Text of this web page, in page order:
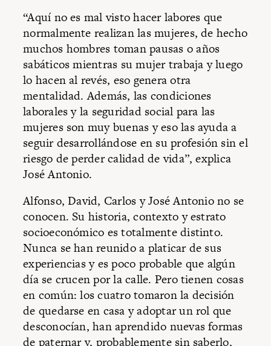
“Aquí no es mal visto hacer labores que
normalmente realizan las mujeres, de hecho
muchos hombres toman pausas o años
sabáticos mientras su mujer trabaja y luego
lo hacen al revés, eso genera otra
mentalidad. Además, las condiciones
laborales y la seguridad social para las
mujeres son muy buenas y eso las ayuda a
seguir desarrollándose en su profesión sin el
riesgo de perder calidad de vida”, explica
José Antonio.
Alfonso, David, Carlos y José Antonio no se
conocen. Su historia, contexto y estrato
socioeconómico es totalmente distinto.
Nunca se han reunido a platicar de sus
experiencias y es poco probable que algún
día se crucen por la calle. Pero tienen cosas
en común: los cuatro tomaron la decisión
de quedarse en casa y adoptar un rol que
desconocían, han aprendido nuevas formas
de paternar y, probablemente sin saberlo,